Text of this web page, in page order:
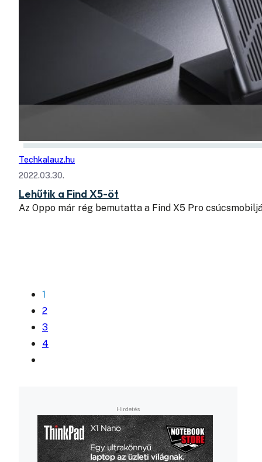
Techkalauz.hu
2022.03.30.
Lehűtik a Find X5-öt
Az Oppo már rég bemutatta a Find X5 Pro
1
2
3
4